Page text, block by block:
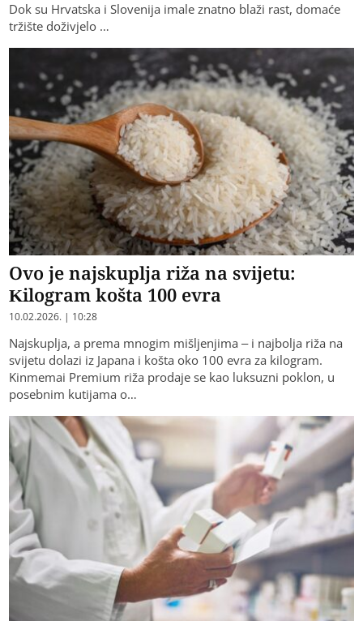
Dok su Hrvatska i Slovenija imale znatno blaži rast, domaće
tržište doživjelo …
Ovo je najskuplja riža na svijetu:
Kilogram košta 100 evra
10.02.2026. | 10:28
Najskuplja, a prema mnogim mišljenjima – i najbolja riža na
svijetu dolazi iz Japana i košta oko 100 evra za kilogram.
Kinmemai Premium riža prodaje se kao luksuzni poklon, u
posebnim kutijama o…